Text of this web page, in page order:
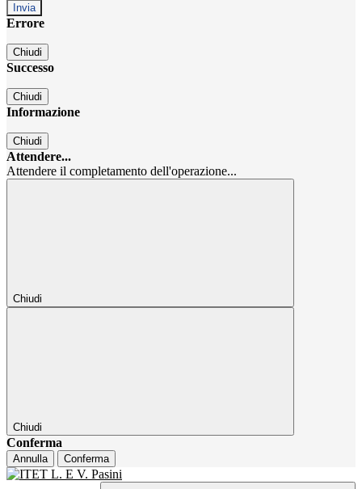
Errore
Chiudi
Successo
Chiudi
Informazione
Chiudi
Attendere...
Attendere il completamento dell'operazione...
Chiudi
Chiudi
Conferma
Annulla Conferma